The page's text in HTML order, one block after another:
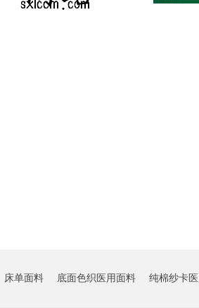
床单面料 底面色织医用面料 纯棉纱卡